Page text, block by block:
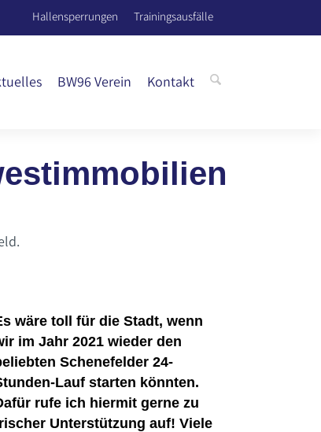
Trainingsausfälle
Hallensperrungen
BW96 Verein Kontakt
wäre toll für die Stadt, wenn
im Jahr 2021 wieder den
Schenefelder 24-
Lauf starten könnten.
rufe ich hiermit gerne zu
Unterstützung auf! Viele